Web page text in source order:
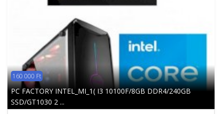
160 000 Ft
PC FACTORY INTEL_MI_1( I3 10100F/8GB DDR4/240GB
SSD/GT1030 2 ...